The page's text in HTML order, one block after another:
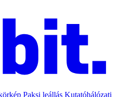
Paksi leállás Kutatóhálózati